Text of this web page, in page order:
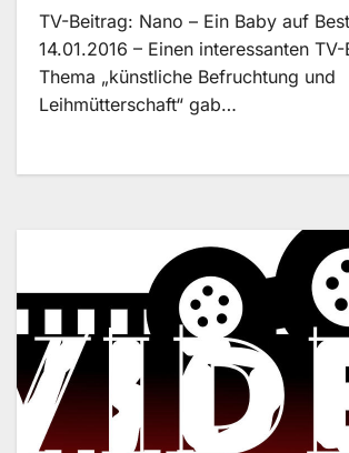
TV-Beitrag: Nano – Ein Baby auf
14.01.2016 – Einen interessanten
Thema „künstliche Befruchtung und
Leihmütterschaft“ gab…